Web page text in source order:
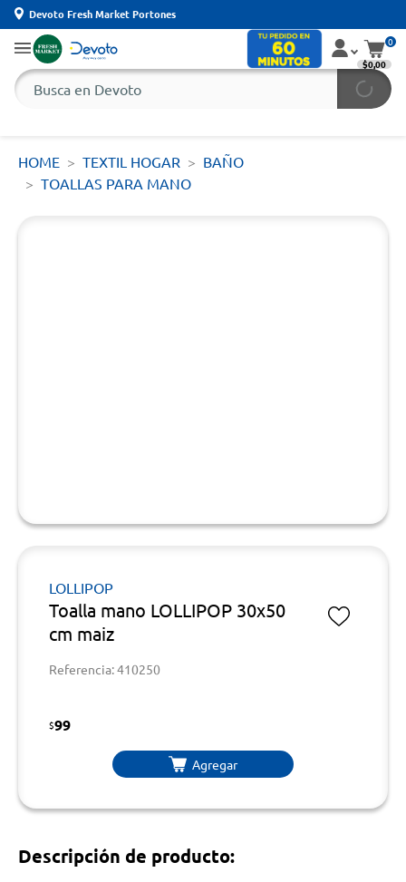
Devoto Fresh Market Portones
0
$0,00
HOME TEXTIL HOGAR
BAÑO
TOALLAS PARA MANO
LOLLIPOP
Toalla mano LOLLIPOP 30x50
cm maiz
Referencia: 410250
$99
Agregar
Descripción de producto: